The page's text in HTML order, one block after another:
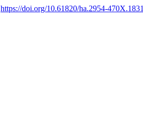
https://doi.org/10.61820/ha.2954-470X.1831